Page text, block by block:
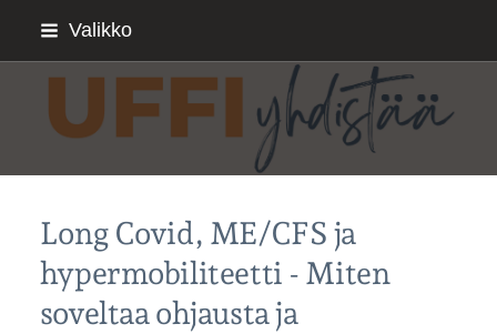
Siirry
sisältöön
Valikko
Sivuston etusivulle
Long Covid, ME/CFS ja
hypermobiliteetti - Miten
soveltaa ohjausta ja